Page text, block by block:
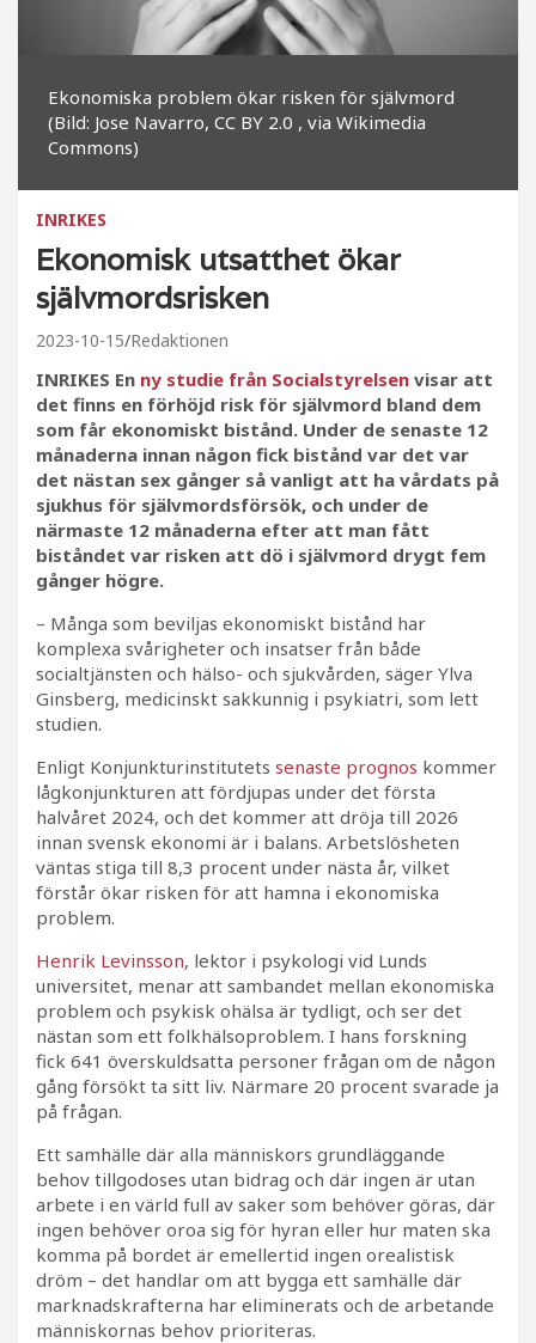
Ekonomiska problem ökar risken för självmord
(Bild: Jose Navarro, CC BY 2.0 , via Wikimedia
Commons)
INRIKES
Ekonomisk utsatthet ökar
självmordsrisken
2023-10-15 Redaktionen
INRIKES En ny studie från Socialstyrelsen visar att
det finns en förhöjd risk för självmord bland dem
som får ekonomiskt bistånd. Under de senaste 12
månaderna innan någon fick bistånd var det var
det nästan sex gånger så vanligt att ha vårdats på
sjukhus för självmordsförsök, och under de
närmaste 12 månaderna efter att man fått
biståndet var risken att dö i självmord drygt fem
gånger högre.
– Många som beviljas ekonomiskt bistånd har
komplexa svårigheter och insatser från både
socialtjänsten och hälso- och sjukvården, säger Ylva
Ginsberg, medicinskt sakkunnig i psykiatri, som lett
studien.
Enligt Konjunkturinstitutets senaste prognos kommer
lågkonjunkturen att fördjupas under det första
halvåret 2024, och det kommer att dröja till 2026
innan svensk ekonomi är i balans. Arbetslösheten
väntas stiga till 8,3 procent under nästa år, vilket
förstår ökar risken för att hamna i ekonomiska
problem.
Henrik Levinsson, lektor i psykologi vid Lunds
universitet, menar att sambandet mellan ekonomiska
problem och psykisk ohälsa är tydligt, och ser det
nästan som ett folkhälsoproblem. I hans forskning
fick 641 överskuldsatta personer frågan om de någon
gång försökt ta sitt liv. Närmare 20 procent svarade ja
på frågan.
Ett samhälle där alla människors grundläggande
behov tillgodoses utan bidrag och där ingen är utan
arbete i en värld full av saker som behöver göras, där
ingen behöver oroa sig för hyran eller hur maten ska
komma på bordet är emellertid ingen orealistisk
dröm – det handlar om att bygga ett samhälle där
marknadskrafterna har eliminerats och de arbetande
människornas behov prioriteras.